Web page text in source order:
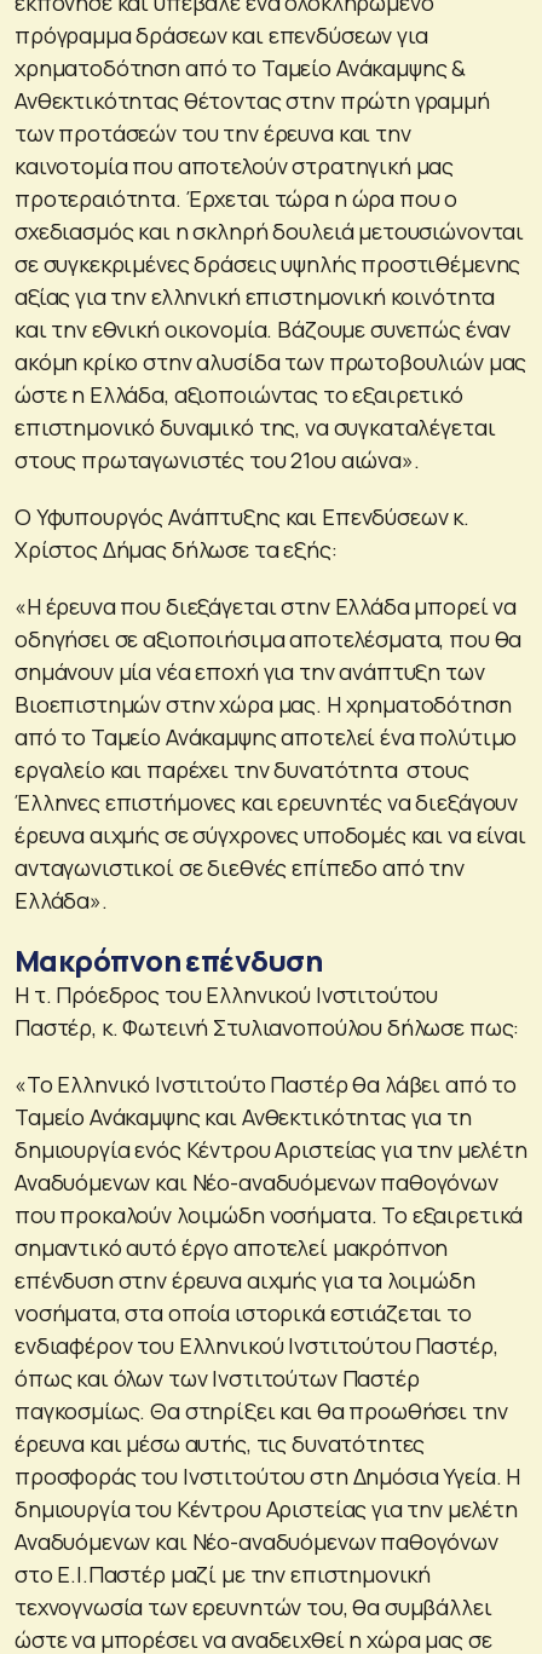
πρόγραμμα δράσεων και επενδύσεων για
χρηματοδότηση από το Ταμείο Ανάκαμψης &
Ανθεκτικότητας θέτοντας στην πρώτη γραμμή
των προτάσεών του την έρευνα και την
καινοτομία που αποτελούν στρατηγική μας
προτεραιότητα. Έρχεται τώρα η ώρα που ο
σχεδιασμός και η σκληρή δουλειά μετουσιώνονται
σε συγκεκριμένες δράσεις υψηλής προστιθέμενης
αξίας για την ελληνική επιστημονική κοινότητα
και την εθνική οικονομία. Βάζουμε συνεπώς έναν
ακόμη κρίκο στην αλυσίδα των πρωτοβουλιών μας
ώστε η Ελλάδα, αξιοποιώντας το εξαιρετικό
επιστημονικό δυναμικό της, να συγκαταλέγεται
στους πρωταγωνιστές του 21ου αιώνα».
Ο Υφυπουργός Ανάπτυξης και Επενδύσεων κ.
Χρίστος Δήμας δήλωσε τα εξής:
«Η έρευνα που διεξάγεται στην Ελλάδα μπορεί να
οδηγήσει σε αξιοποιήσιμα αποτελέσματα, που θα
σημάνουν μία νέα εποχή για την ανάπτυξη των
Βιοεπιστημών στην χώρα μας. Η χρηματοδότηση
από το Ταμείο Ανάκαμψης αποτελεί ένα πολύτιμο
εργαλείο και παρέχει την δυνατότητα στους
Έλληνες επιστήμονες και ερευνητές να διεξάγουν
έρευνα αιχμής σε σύγχρονες υποδομές και να είναι
ανταγωνιστικοί σε διεθνές επίπεδο από την
Ελλάδα».
Μακρόπνοη επένδυση
Η τ. Πρόεδρος του Ελληνικού Ινστιτούτου
Παστέρ, κ. Φωτεινή Στυλιανοπούλου δήλωσε πως:
«Το Ελληνικό Ινστιτούτο Παστέρ θα λάβει από το
Ταμείο Ανάκαμψης και Ανθεκτικότητας για τη
δημιουργία ενός Κέντρου Αριστείας για την μελέτη
Αναδυόμενων και Νέο-αναδυόμενων παθογόνων
που προκαλούν λοιμώδη νοσήματα. Το εξαιρετικά
σημαντικό αυτό έργο αποτελεί μακρόπνοη
επένδυση στην έρευνα αιχμής για τα λοιμώδη
νοσήματα, στα οποία ιστορικά εστιάζεται το
ενδιαφέρον του Ελληνικού Ινστιτούτου Παστέρ,
όπως και όλων των Ινστιτούτων Παστέρ
παγκοσμίως. Θα στηρίξει και θα προωθήσει την
έρευνα και μέσω αυτής, τις δυνατότητες
προσφοράς του Ινστιτούτου στη Δημόσια Υγεία. Η
δημιουργία του Κέντρου Αριστείας για την μελέτη
Αναδυόμενων και Νέο-αναδυόμενων παθογόνων
στο Ε.Ι.Παστέρ μαζί με την επιστημονική
τεχνογνωσία των ερευνητών του, θα συμβάλλει
ώστε να μπορέσει να αναδειχθεί η χώρα μας σε